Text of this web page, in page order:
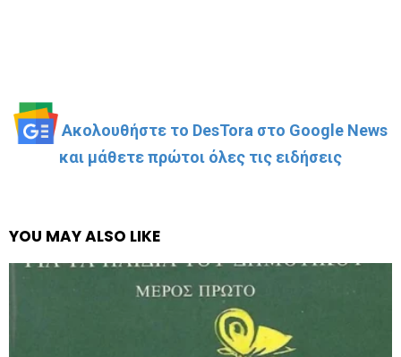
Ακολουθήστε το DesTora στο Google News
και μάθετε πρώτοι όλες τις ειδήσεις
YOU MAY ALSO LIKE